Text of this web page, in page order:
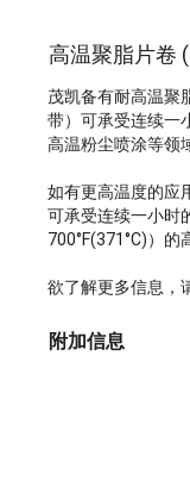
高温聚脂片卷
茂凯备有耐高温聚
带）可承受连续一
高温粉尘喷涂等领
如有更高温度的应
可承受连续一小时
700°F(371°C)）的
欲了解更多信息，
附加信息